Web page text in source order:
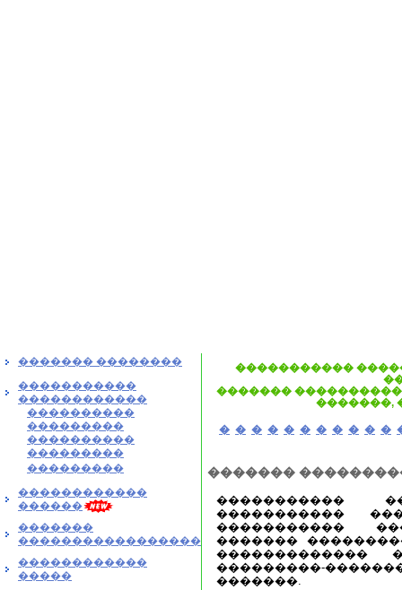
������� ��������
�����������
������������
����������
���������
����������
���������
���������
������������
������
�������
�����������������
������������
�����
�����������
�������
�������,
� � � � � � � � � � �
�������
�����������
�����������
�����������
�������
�������������
���������-
�������.